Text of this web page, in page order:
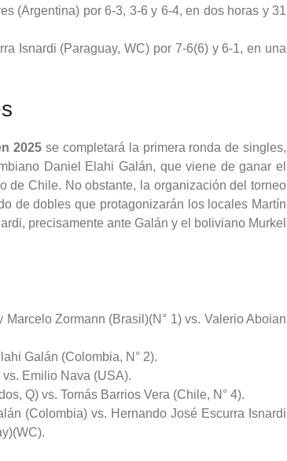
(Argentina) por 6-3, 3-6 y 6-4, en dos horas y 31
Isnardi (Paraguay, WC) por 7-6(6) y 6-1, en una
2025 se completará la primera ronda de singles,
Daniel Elahi Galán, que viene de ganar el
de Chile. No obstante, la organización del torneo
de dobles que protagonizarán los locales Martín
precisamente ante Galán y el boliviano Murkel
Zormann (Brasil)(N° 1) vs. Valerio Aboian
Galán (Colombia, N° 2).
Emilio Nava (USA).
Q) vs. Tomás Barrios Vera (Chile, N° 4).
(Colombia) vs. Hernando José Escurra Isnardi